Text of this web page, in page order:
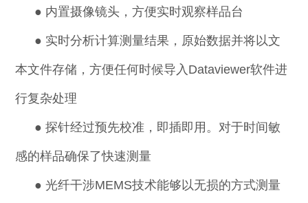
● 内置摄像镜头，方便实时观察样品台
● 实时分析计算测量结果 ，原始数据并将以文
本文件存储，方便任何时候导入Dataviewer软件进
行复杂处理
●探针经过预先校准，即插即用。对于时间敏
感的样品确保了快速测量
●光纤干涉MEMS技术能够以无损的方式测量